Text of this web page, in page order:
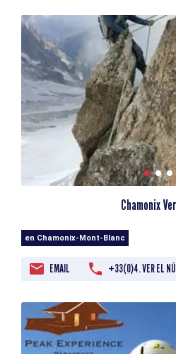
Chamonix
en Chamonix-Mont-Blanc
EMAIL +33(0)4. VER EL